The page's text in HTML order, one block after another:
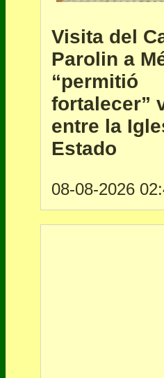
Visita del
Parolin a
“permitió
fortalecer”
entre la
Estado
08-08-2026